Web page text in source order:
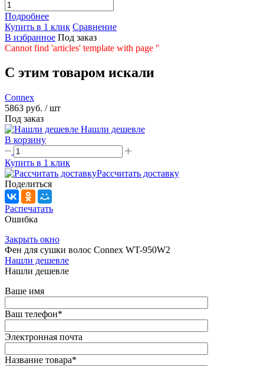
Подробнее
Купить в 1 клик Сравнение
В избранное Под заказ
Cannot find 'articles' template with page ''
C этим товаром искали
Connex
5863 руб. / шт
Под заказ
Нашли дешевле
В корзину
Купить в 1 клик
Рассчитать доставку
Поделиться
Распечатать
Ошибка
Закрыть окно
Фен для сушки волос Connex WT-950W2
Нашли дешевле
Нашли дешевле
Ваше имя
Ваш телефон*
Электронная почта
Название товара*